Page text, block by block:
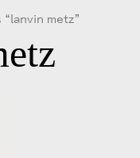
metz”